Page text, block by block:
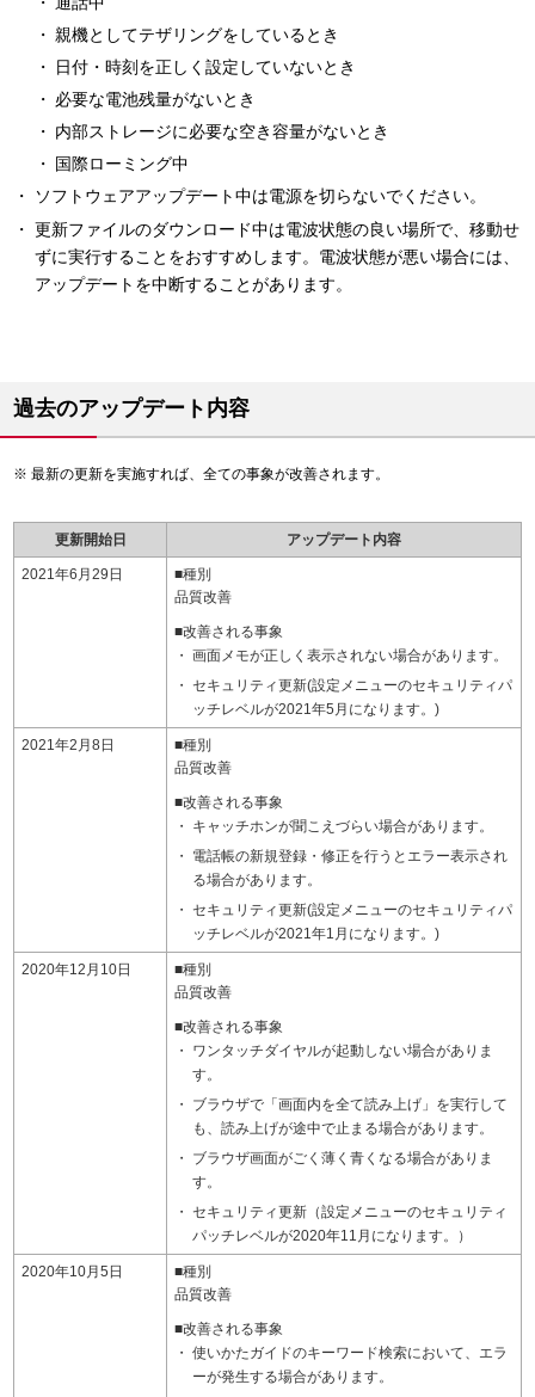
親機としてテザリングをしているとき
日付・時刻を正しく設定していないとき
必要な電池残量がないとき
内部ストレージに必要な空き容量がないとき
国際ローミング中
ソフトウェアアップデート中は電源を切らないでください。
更新ファイルのダウンロード中は電波状態の良い場所で、移動せ
ずに実行することをおすすめします。電波状態が悪い場合には、
アップデートを中断することがあります。
過去のアップデート内容
最新の更新を実施すれば、全ての事象が改善されます。
更新開始日 アップデート内容
2021年6月29日
■種別
品質改善
■改善される事象
画面メモが正しく表示されない場合があります。
セキュリティ更新(設定メニューのセキュリティパ
ッチレベルが2021年5月になります。)
2021年2月8日
■種別
品質改善
■改善される事象
キャッチホンが聞こえづらい場合があります。
電話帳の新規登録・修正を行うとエラー表示され
る場合があります。
セキュリティ更新(設定メニューのセキュリティパ
ッチレベルが2021年1月になります。)
2020年12月10日
■種別
品質改善
■改善される事象
ワンタッチダイヤルが起動しない場合がありま
す。
ブラウザで「画面内を全て読み上げ」を実行して
も、読み上げが途中で止まる場合があります。
ブラウザ画面がごく薄く青くなる場合がありま
す。
セキュリティ更新（設定メニューのセキュリティ
パッチレベルが2020年11月になります。）
2020年10月5日
■種別
品質改善
■改善される事象
使いかたガイドのキーワード検索において、エラ
ーが発生する場合があります。